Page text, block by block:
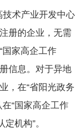
术产业开发中心
册的企业，无需
国家高企工作
信息。对于异地
，在“省阳光政务
“国家高企工作
机构”。